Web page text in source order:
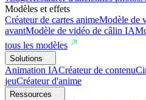
Modèles et effets
Créateur de cartes animeModèle de
avantModèle de vidéo de câlin IA
tous les modèles
Solutions
Animation IACréateur de contenu
jeuCréateur d'anime
Ressources